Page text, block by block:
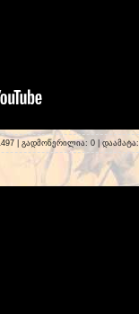
| გადმოწერილია: 0 | დაამატა: